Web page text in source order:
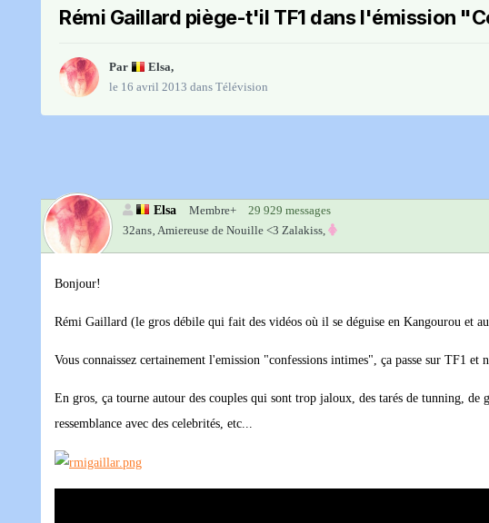
Rémi Gaillard piège-t'il TF1 dans l'émission
Par Elsa,
le 16 avril 2013 dans Télévision
Elsa Membre+
29 929 messages
32ans‚ Amiereuse de Nouille <3 Zalakiss,
Bonjour!
Rémi Gaillard (le gros débile qui fait des vidéos où il se déguise en Kangourou et
Vous connaissez certainement l'emission "confessions intimes", ça passe sur TF1 et
En gros, ça tourne autour des couples qui sont trop jaloux, des tarés de tunning,
ressemblance avec des celebrités, etc...